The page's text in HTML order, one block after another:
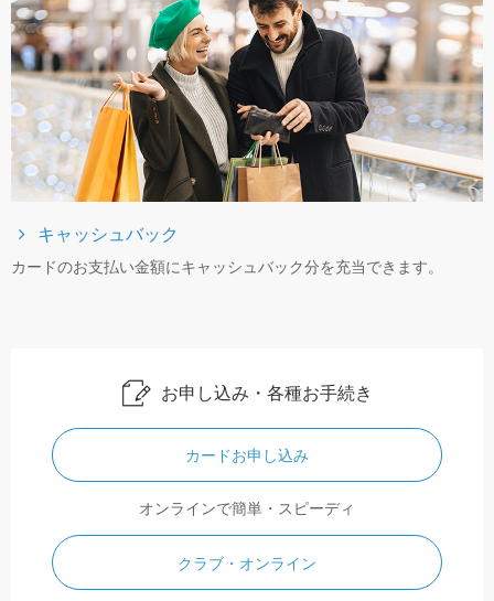
キャッシュバック
カードのお支払い金額にキャッシュバック分を充当できます。
お申し込み・各種お手続き
カードお申し込み
オンラインで簡単・スピーディ
クラブ・オンライン